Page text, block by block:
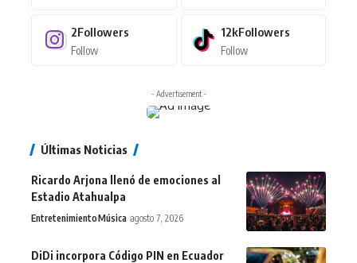
2Followers
Follow
12kFollowers
Follow
- Advertisement -
Últimas Noticias
Ricardo Arjona llenó de emociones al
Estadio Atahualpa
EntretenimientoMúsica agosto 7, 2026
DiDi incorpora Código PIN en Ecuador